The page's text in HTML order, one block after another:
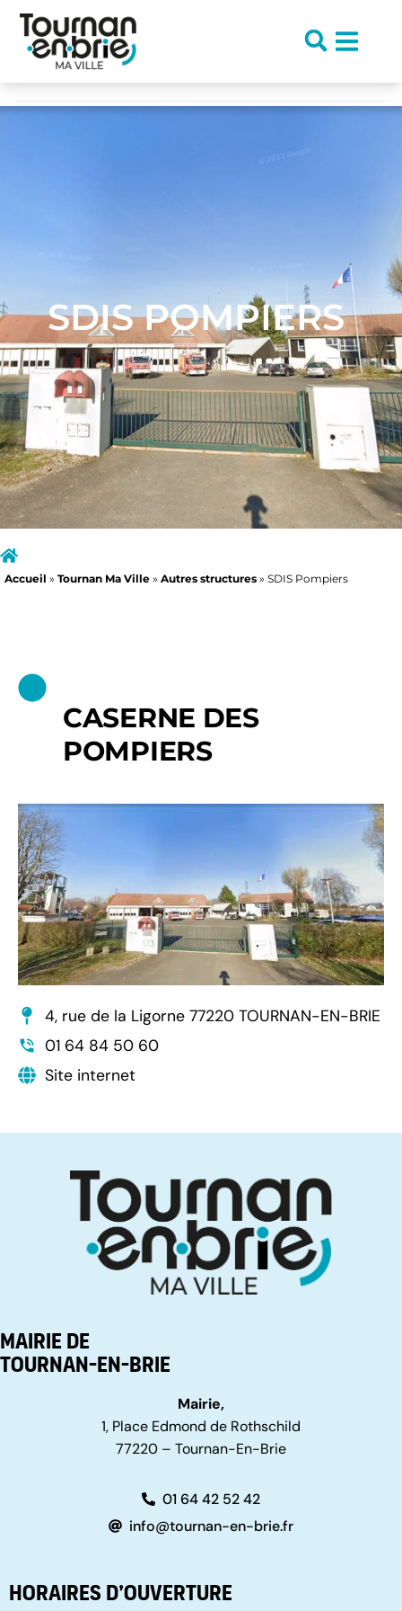
principal
SDIS POMPIERS
Accueil » Tournan Ma Ville » Autres structures » SDIS Pompiers
CASERNE DES
POMPIERS
4, rue de la Ligorne 77220 TOURNAN-EN-BRIE
01 64 84 50 60
Site internet
Mairie de
Tournan-en-Brie
Mairie,
1, Place Edmond de Rothschild
77220 – Tournan-En-Brie
01 64 42 52 42
info@tournan-en-brie.fr
Horaires d’ouverture